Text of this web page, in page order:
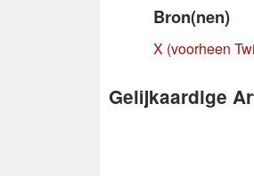
Bron(nen)
X (voorheen
Gelijkaardige